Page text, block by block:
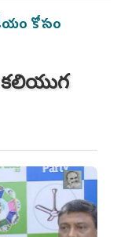
కోసం